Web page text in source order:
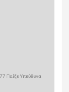
Παίξε Υπεύθυνα